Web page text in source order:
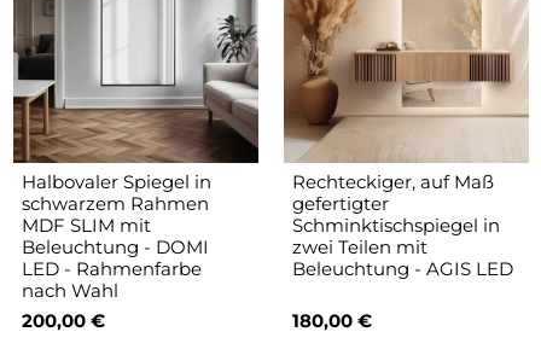
Halbovaler Spiegel in
schwarzem Rahmen
MDF SLIM mit
Beleuchtung - DOMI
LED - Rahmenfarbe
nach Wahl
200,00 €
Rechteckiger, auf Maß
gefertigter
Schminktischspiegel in
zwei Teilen mit
Beleuchtung - AGIS LED
180,00 €